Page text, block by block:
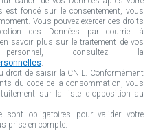
est fondé sur le consentement, vous
Vous pouvez exercer ces droits
des Données par courriel à
savoir plus sur le traitement de vos
consultez la
.
droit de saisir la CNIL. Conformément
du code de la consommation, vous
sur la liste d'opposition au
sont obligatoires pour valider votre
prise en compte.